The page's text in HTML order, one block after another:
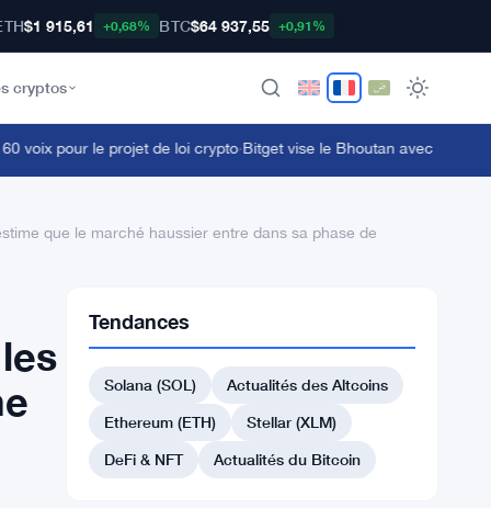
$1 915,61 +0,68% BTC$64 937,55 +0,91%
cryptos
pour le projet de loi crypto·Bitget vise le Bhoutan avec un
que le marché haussier entre dans sa phase de
Tendances
Solana (SOL)
Actualités des Altcoins
Ethereum (ETH)
Stellar (XLM)
DeFi & NFT
Actualités du Bitcoin